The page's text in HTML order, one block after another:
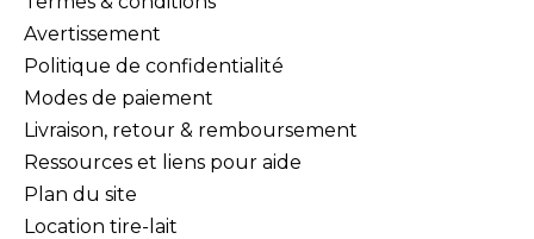
Avertissement
Politique de confidentialité
Modes de paiement
Livraison, retour & remboursement
Ressources et liens pour aide
Plan du site
Location tire-lait